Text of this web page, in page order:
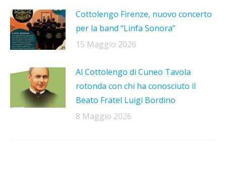
Cottolengo Firenze, nuovo concerto
per la band “Linfa Sonora”
15 Maggio 2026
Al Cottolengo di Cuneo Tavola
rotonda con chi ha conosciuto il
Beato Fratel Luigi Bordino
8 Maggio 2026